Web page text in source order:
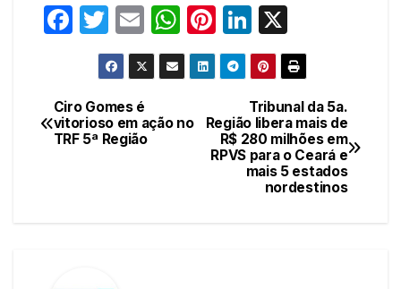
F
e
b
T
w
itt
er
E
m
ail
W
h
at
A
Pi
nt
er
st
Li
n
k
e
dI
n
Navegação
de
Tribunal da 5a.
Região libera mais de
R$ 280 milhões em
RPVS para o Ceará e
mais 5 estados
nordestinos
Ciro Gomes é
vitorioso em ação no
TRF 5ª Região